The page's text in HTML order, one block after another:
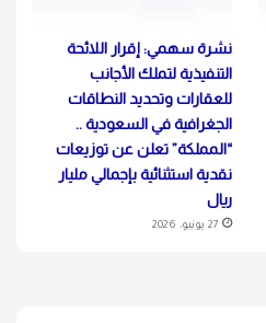
نشرة سهمي: إقرار اللائحة
التنفيذية لتملك الأجانب
للعقارات وتحديد النطاقات
الجغرافية في السعودية ..
“المملكة” تعلن عن توزيعات
نقدية استثنائية بإجمالي مليار
ريال
27 يونيو، 2026